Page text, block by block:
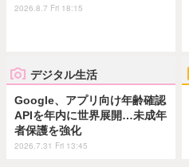
2026.8.7 Fri 18:15
デジタル生活
Google、アプリ向け年齢確認
APIを年内に世界展開…未成年
者保護を強化
2026.7.31 Fri 13:45